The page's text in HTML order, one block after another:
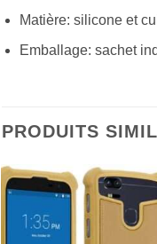
Matière: silicone et
Emballage: sachet
PRODUITS